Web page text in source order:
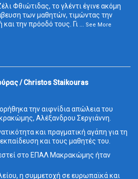
Φθιώτιδας, το γλέντι έγινε ακόμη
των μαθητών, τιμώντας την
την πρόοδό τους. Γι... See More
/ Christos Staikouras
την αιφνίδια απώλεια του
Αλέξανδρου Σεργιάννη.
και πραγματική αγάπη για τη
και τους μαθητές του.
στο ΕΠΑΛ Μακρακώμης ήταν
η συμμετοχή σε ευρωπαϊκά και